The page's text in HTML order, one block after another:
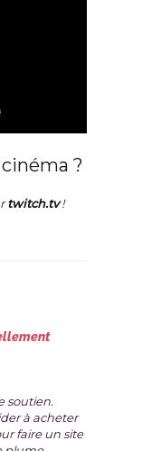
?
twitch.tv !
soutien.
à acheter
faire un site